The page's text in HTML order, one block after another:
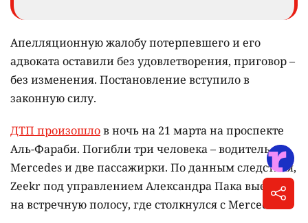
Апелляционную жалобу потерпевшего и его
адвоката оставили без удовлетворения, приговор –
без изменения. Постановление вступило в
законную силу.
ДТП произошлов ночь на 21 марта на проспекте
Аль-Фараби. Погибли три человека – водитель
Mercedes и две пассажирки. По данным следствия,
Zeekr под управлением Александра Пака выехал
на встречную полосу, где столкнулся с Mercedes.